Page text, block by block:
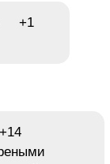
+1
+14